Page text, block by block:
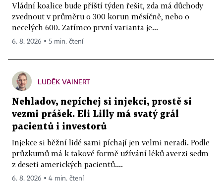
Vládní koalice bude příští týden řešit, zda má důchody
zvednout v průměru o 300 korun měsíčně, nebo o
necelých 600. Zatímco první varianta je...
6. 8. 2026 ▪ 5 min. čtení
LUDĚK VAINERT
Nehladov, nepíchej si injekci, prostě si
vezmi prášek. Eli Lilly má svatý grál
pacientů i investorů
Injekce si běžní lidé sami píchají jen velmi neradi. Podle
průzkumů má k takové formě užívání léků averzi sedm
z deseti amerických pacientů....
6. 8. 2026 ▪ 4 min. čtení